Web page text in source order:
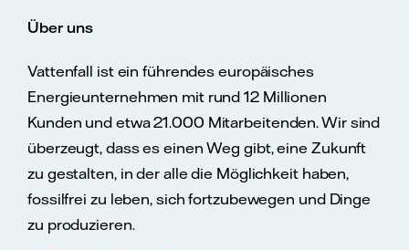
Über uns
Vattenfall ist ein führendes europäisches
Energieunternehmen mit rund 12 Millionen
Kunden und etwa 21.000 Mitarbeitenden. Wir sind
überzeugt, dass es einen Weg gibt, eine Zukunft
zu gestalten, in der alle die Möglichkeit haben,
fossilfrei zu leben, sich fortzubewegen und Dinge
zu produzieren.